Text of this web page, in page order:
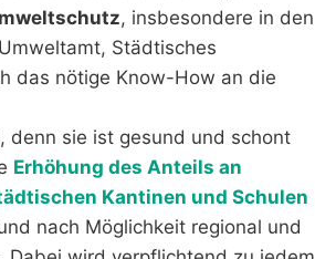
, insbesondere in den
Städtisches
das nötige Know-How an die
denn sie ist gesund und schont
Erhöhung des Anteils an
Kantinen und Schulen
nach Möglichkeit regional und